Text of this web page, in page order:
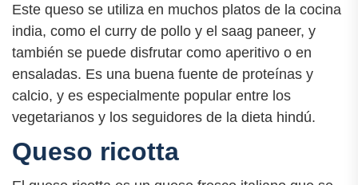
Este queso se utiliza en muchos platos de la cocina
india, como el curry de pollo y el saag paneer, y
también se puede disfrutar como aperitivo o en
ensaladas. Es una buena fuente de proteínas y
calcio, y es especialmente popular entre los
vegetarianos y los seguidores de la dieta hindú.
Queso ricotta